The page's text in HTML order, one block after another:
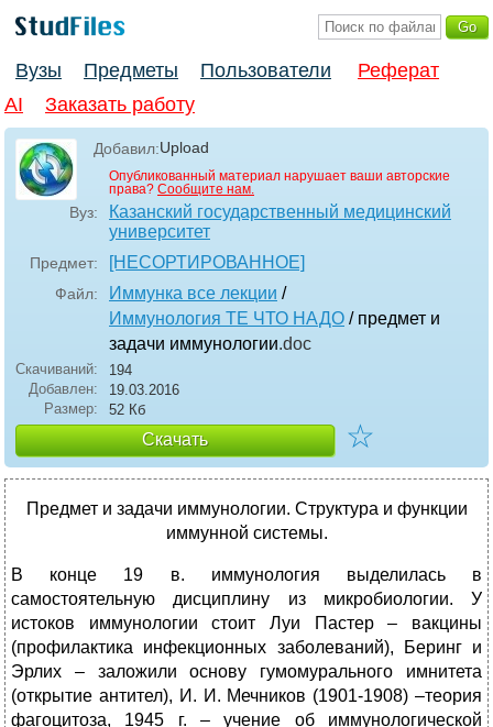
Вузы Предметы Пользователи
Реферат
AI
Заказать работу
Добавил:Upload
Опубликованный материал нарушает ваши авторские
права? Сообщите нам.
Вуз:
Казанский государственный медицинский
университет
Предмет: [НЕСОРТИРОВАННОЕ]
Файл: Иммунка все лекции /
Иммунология ТЕ ЧТО НАДО / предмет и
задачи иммунологии.doc
Скачиваний:
194
Добавлен:
19.03.2016
Размер:
52 Кб
Скачать ☆
Предмет и задачи иммунологии. Структура и функции
иммунной системы.
В конце 19 в. иммунология выделилась в
самостоятельную дисциплину из микробиологии. У
истоков иммунологии стоит Луи Пастер – вакцины
(профилактика инфекционных заболеваний), Беринг и
Эрлих – заложили основу гумомурального имнитета
(открытие антител), И. И. Мечников (1901-1908) –теория
фагоцитоза, 1945 г. – учение об иммунологической